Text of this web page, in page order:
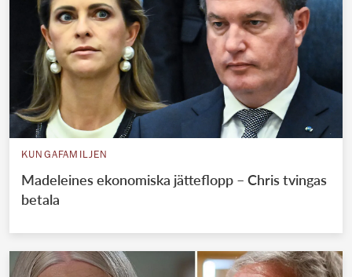
KUNGAFAMILJEN
Madeleines ekonomiska jätteflopp – Chris tvingas
betala